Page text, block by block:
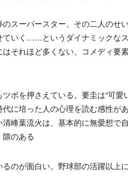
スーパースター、その二人のせ
ていく……というダイナミックな
それほど多くない、コメディ要
ボを押さえている。要圭は“可愛
に培った人の心理を読む感性が
峰葉流火は、基本的に無愛想で
のある
のが面白い。野球部の活躍以上